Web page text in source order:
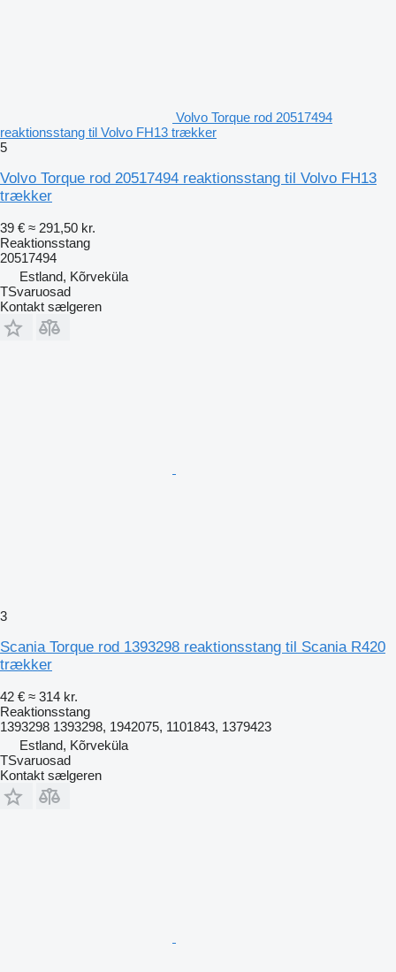
Volvo Torque rod 20517494
reaktionsstang til Volvo FH13 trækker
5
Volvo Torque rod 20517494 reaktionsstang til Volvo FH13
trækker
39 € ≈ 291,50 kr.
Reaktionsstang
20517494
Estland, Kõrveküla
TSvaruosad
Kontakt sælgeren
3
Scania Torque rod 1393298 reaktionsstang til Scania R420
trækker
42 € ≈ 314 kr.
Reaktionsstang
1393298 1393298, 1942075, 1101843, 1379423
Estland, Kõrveküla
TSvaruosad
Kontakt sælgeren